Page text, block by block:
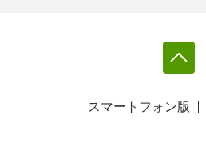
スマートフォン版